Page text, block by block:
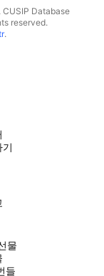
Database
reserved.
.
물
들